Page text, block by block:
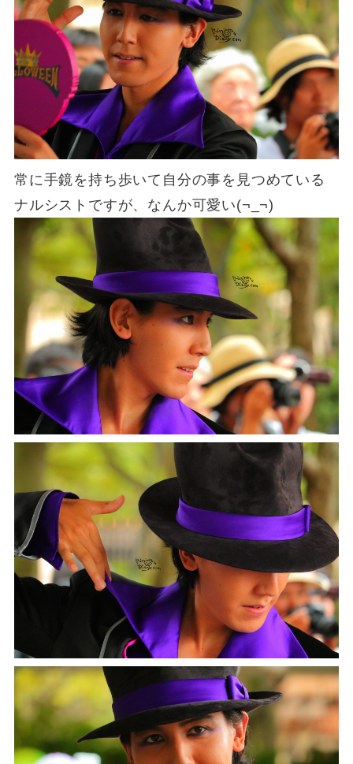
常に手鏡を持ち歩いて自分の事を見つめている
ナルシストですが、なんか可愛い(¬_¬)